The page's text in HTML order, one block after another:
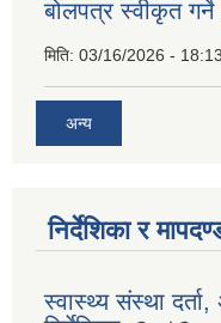
बोलपत्र स्वीकृत
मिति: 03/16/2026 - 18:13
अन्य
निर्देशिका र
स्वास्थ्य संस्था